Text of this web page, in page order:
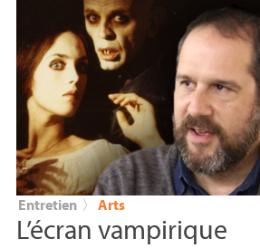
Entretien 〉 Arts
L’écran vampirique